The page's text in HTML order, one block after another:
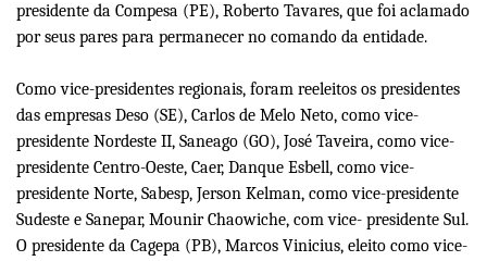
presidente da Compesa (PE), Roberto Tavares, que foi aclamado
por seus pares para permanecer no comando da entidade.
Como vice-presidentes regionais, foram reeleitos os presidentes
das empresas Deso (SE), Carlos de Melo Neto, como vice-
presidente Nordeste II, Saneago (GO), José Taveira, como vice-
presidente Centro-Oeste, Caer, Danque Esbell, como vice-
presidente Norte, Sabesp, Jerson Kelman, como vice-presidente
Sudeste e Sanepar, Mounir Chaowiche, com vice- presidente Sul.
O presidente da Cagepa (PB), Marcos Vinicius, eleito como vice-